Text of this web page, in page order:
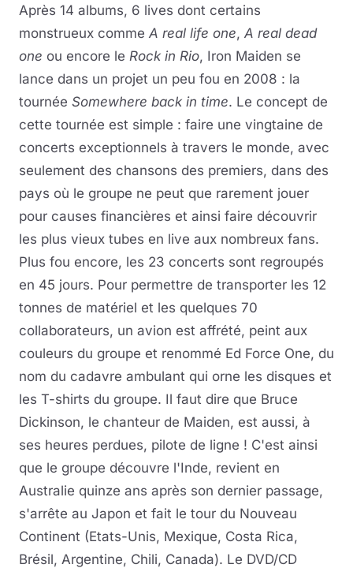
Après 14 albums, 6 lives dont certains
monstrueux comme A real life one, A real dead
one ou encore le Rock in Rio, Iron Maiden se
lance dans un projet un peu fou en 2008 : la
tournée Somewhere back in time. Le concept de
cette tournée est simple : faire une vingtaine de
concerts exceptionnels à travers le monde, avec
seulement des chansons des premiers, dans des
pays où le groupe ne peut que rarement jouer
pour causes financières et ainsi faire découvrir
les plus vieux tubes en live aux nombreux fans.
Plus fou encore, les 23 concerts sont regroupés
en 45 jours. Pour permettre de transporter les 12
tonnes de matériel et les quelques 70
collaborateurs, un avion est affrété, peint aux
couleurs du groupe et renommé Ed Force One, du
nom du cadavre ambulant qui orne les disques et
les T-shirts du groupe. Il faut dire que Bruce
Dickinson, le chanteur de Maiden, est aussi, à
ses heures perdues, pilote de ligne ! C'est ainsi
que le groupe découvre l'Inde, revient en
Australie quinze ans après son dernier passage,
s'arrête au Japon et fait le tour du Nouveau
Continent (Etats-Unis, Mexique, Costa Rica,
Brésil, Argentine, Chili, Canada). Le DVD/CD